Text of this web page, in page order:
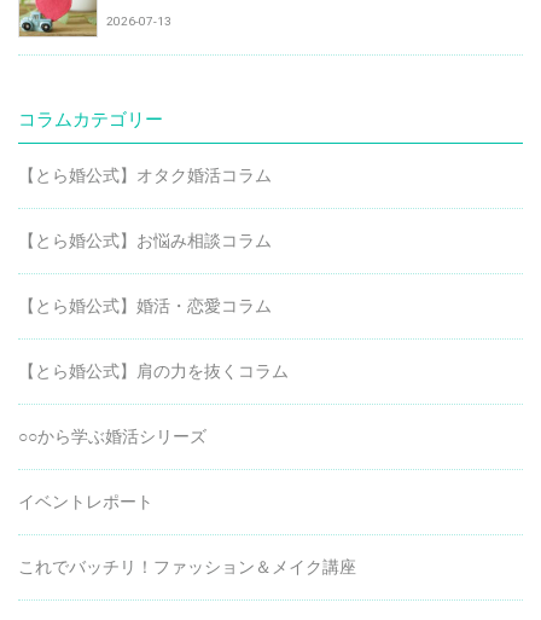
2026-07-13
コラムカテゴリー
【とら婚公式】オタク婚活コラム
【とら婚公式】お悩み相談コラム
【とら婚公式】婚活・恋愛コラム
【とら婚公式】肩の力を抜くコラム
○○から学ぶ婚活シリーズ
イベントレポート
これでバッチリ！ファッション＆メイク講座